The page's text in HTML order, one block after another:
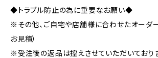
◆トラブル防止の為に重要なお願い◆
※その他、ご自宅や店舗様に合わせたオーダ
お見積）
※受注後の返品は控えさせていただいておりま